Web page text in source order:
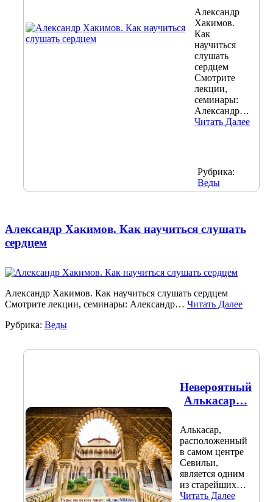
Александр
Хакимов.
Как
научиться
слушать
сердцем
Смотрите
лекции,
семинары:
Александр…
Читать Далее
Рубрика:
Веды
Александр Хакимов. Как научиться слушать
сердцем
Александр Хакимов. Как научиться слушать сердцем
Смотрите лекции, семинары: Александр… Читать Далее
Рубрика: Веды
Невероятный
Алькасар…
Алькасар,
расположенный
в самом центре
Севильи,
является одним
из старейших…
Читать Далее